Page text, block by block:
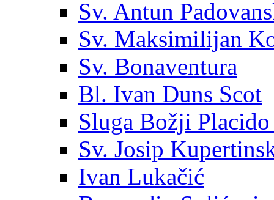
Sv. Antun
Sv. Maksimilijan
Sv. Bonaventura
Bl. Ivan Duns Scot
Sluga Božji Placido
Sv. Josip
Ivan Lukačić